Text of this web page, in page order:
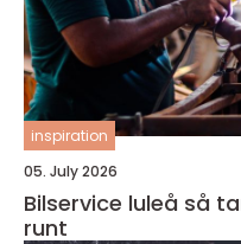
inspiration
05. July 2026
Bilservice luleå så tar du hand om bilen året
runt